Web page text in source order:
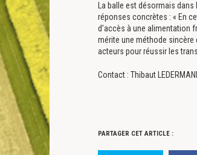
La balle est désormais
réponses concrètes : « En
d’accès à une alimentation
mérite une méthode
acteurs pour réussir les
Contact : Thibaut
PARTAGER CET ARTICLE :